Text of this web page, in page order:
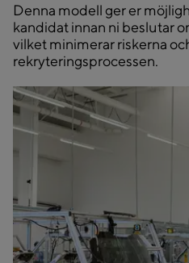
Denna modell ger er
kandidat innan ni beslutar
vilket minimerar riskerna
rekryteringsprocessen.